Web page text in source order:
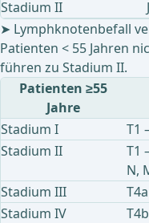
Stadium II
➤ Lymphknotenbefall
Patienten < 55 Jahren
führen zu Stadium II.
Patienten ≥55
Jahre
Stadium I
T1
Stadium II
T1
N,
Stadium III
Stadium IV